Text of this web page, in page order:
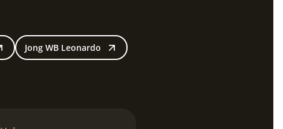
Jong WB Leonardo